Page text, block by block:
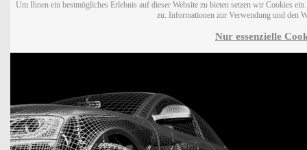
Um Ihnen ein bestmögliches Erlebnis auf dieser Website zu bieten setzen wir Cookies
zu. Informationen zur Verwendung und den
Nur essenzielle